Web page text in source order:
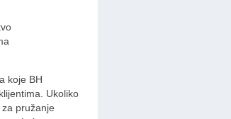
koje BH
Ukoliko
pružanje